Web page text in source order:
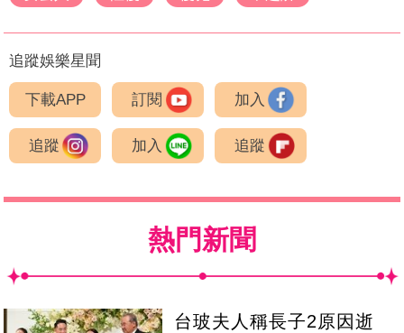
追蹤娛樂星聞
下載APP 訂閱 加入
追蹤 加入 追蹤
熱門新聞
台玻夫人稱長子2原因逝